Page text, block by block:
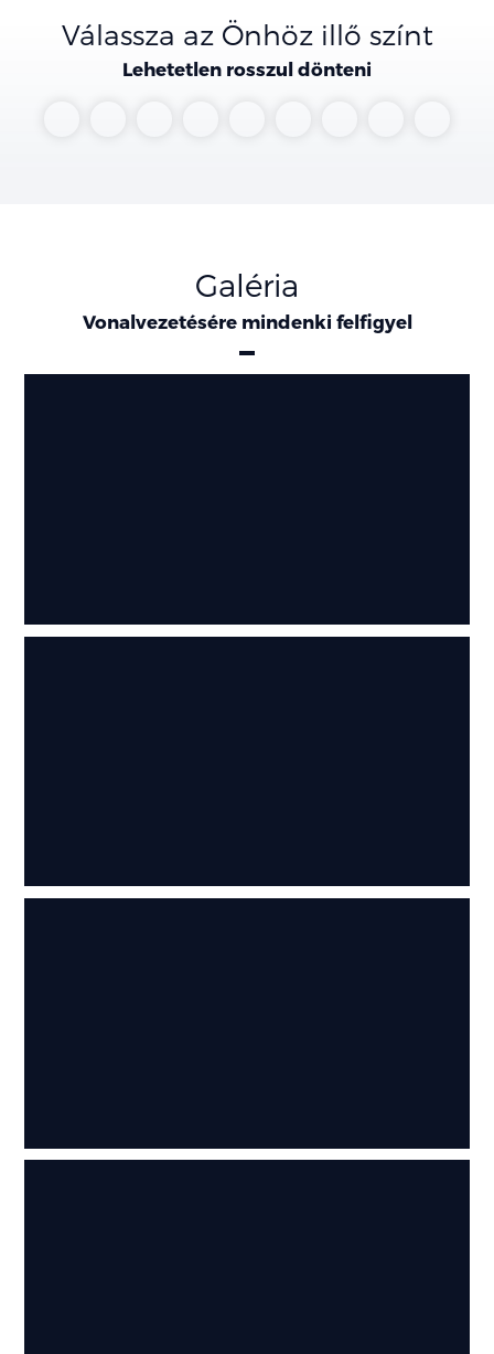
Válassza az Önhöz illő színt
Lehetetlen rosszul dönteni
Galéria
Vonalvezetésére mindenki felfigyel